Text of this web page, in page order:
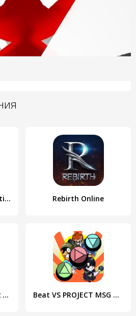
Stick Battle : War of Stick Rebirth Online
Save The Stick: Draw 2 Save Beat VS PROJECT MSG Rebirth V1